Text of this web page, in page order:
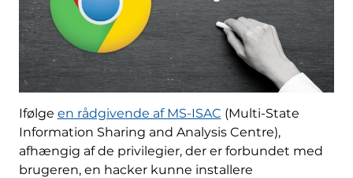
Ifølge en rådgivende af MS-ISAC (Multi-State
Information Sharing and Analysis Centre),
afhængig af de privilegier, der er forbundet med
brugeren, en hacker kunne installere